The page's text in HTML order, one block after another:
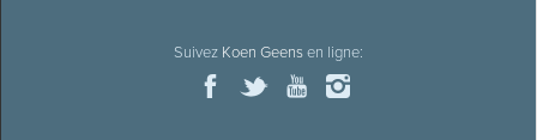
Suivez Koen Geensen ligne: